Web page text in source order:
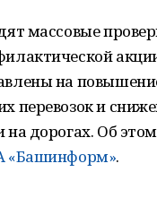
массовые
на
перевозок и
на дорогах. Об этом
«Башинформ».